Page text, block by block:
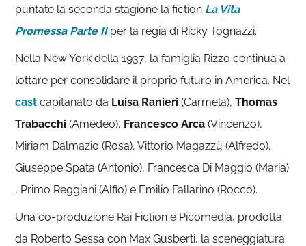
puntate la seconda stagione la fiction La Vita
Promessa Parte IIper la regia di Ricky Tognazzi.
Nella New York della 1937, la famiglia Rizzo continua a
lottare per consolidare il proprio futuro in America. Nel
cast capitanato da Luisa Ranieri (Carmela),Thomas
Trabacchi (Amedeo), Francesco Arca (Vincenzo),
Miriam Dalmazio (Rosa), Vittorio Magazzù (Alfredo),
Giuseppe Spata (Antonio), Francesca Di Maggio (Maria)
, Primo Reggiani (Alfio) e Emilio Fallarino (Rocco).
Una co-produzione Rai Fiction e Picomedia, prodotta
da Roberto Sessa con Max Gusberti, la sceneggiatura